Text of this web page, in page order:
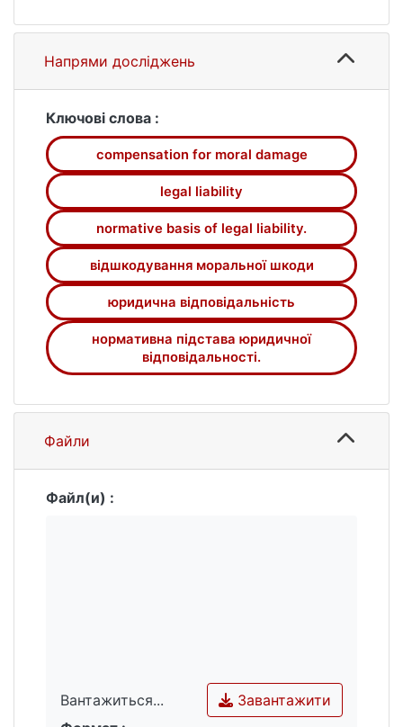
визначенню класифікації нормативної
підстави відшкодування моральної шкоди.
Напрями досліджень
Ключові слова :
compensation for moral damage
legal liability
normative basis of legal liability.
відшкодування моральної шкоди
юридична відповідальність
нормативна підстава юридичної
відповідальності.
Файли
Файл(и) :
Вантажиться...
Завантажити